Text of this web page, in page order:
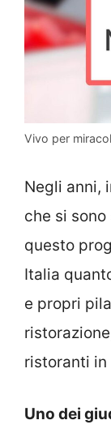
Vivo per
Negli anni,
che si
questo
Italia
e propri
ristoranti in
Uno dei